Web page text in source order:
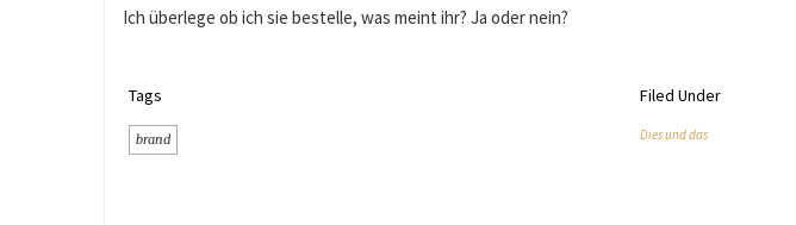
Ich überlege ob ich sie bestelle, was meint ihr? Ja oder nein?
Tags
brand
Filed Under
Dies und das